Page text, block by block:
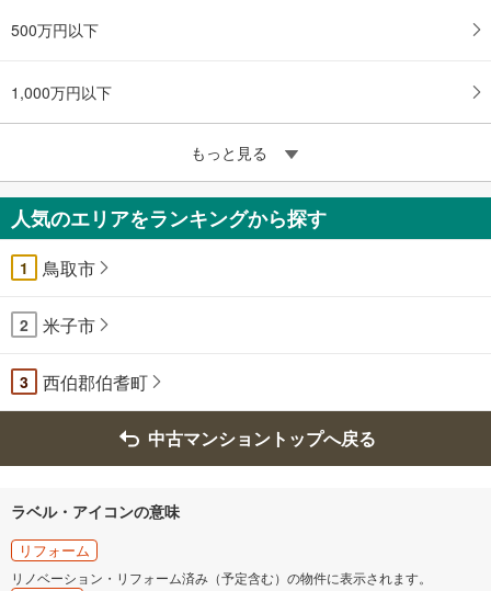
500万円以下
1,000万円以下
もっと見る
人気のエリアをランキングから探す
1 鳥取市
2 米子市
3 西伯郡伯耆町
中古マンショントップへ戻る
ラベル・アイコンの意味
リフォーム
リノベーション・リフォーム済み（予定含む）の物件に表示されます。